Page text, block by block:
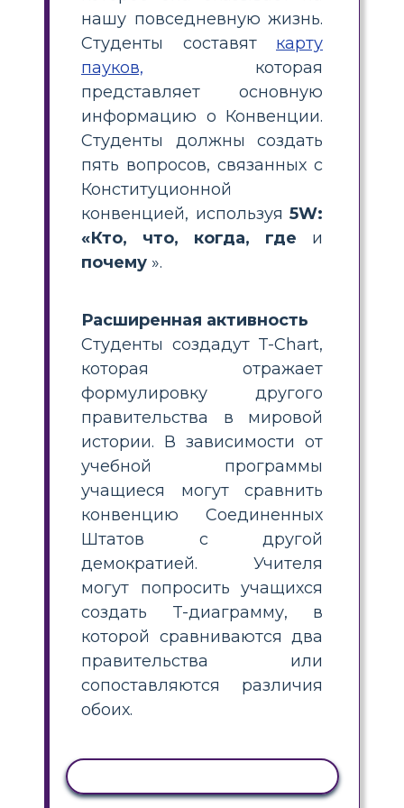
нашу повседневную жизнь.
Студенты составят карту
пауков, которая
представляет основную
информацию о Конвенции.
Студенты должны создать
пять вопросов, связанных с
Конституционной
конвенцией, используя 5W:
«Кто, что, когда, где и
почему ».
Расширенная активность
Студенты создадут T-Chart,
которая отражает
формулировку другого
правительства в мировой
истории. В зависимости от
учебной программы
учащиеся могут сравнить
конвенцию Соединенных
Штатов с другой
демократией. Учителя
могут попросить учащихся
создать T-диаграмму, в
которой сравниваются два
правительства или
сопоставляются различия
обоих.